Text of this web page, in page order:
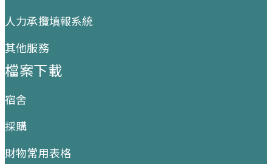
人力承攬填報系統
其他服務
檔案下載
宿舍
採購
財物常用表格